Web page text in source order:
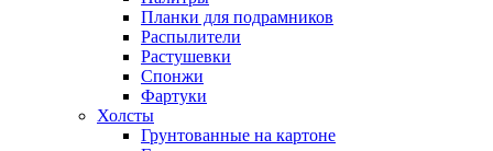
Планки для подрамников
Распылители
Растушевки
Спонжи
Фартуки
Холсты
Грунтованные на картоне